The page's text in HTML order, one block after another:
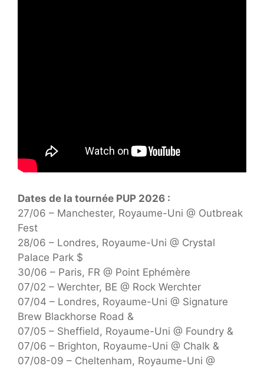
Dates de la tournée PUP 2026 :
27/06 – Manchester, Royaume-Uni @ Outbreak
Fest
28/06 – Londres, Royaume-Uni @ Crystal
Palace Park $
30/06 – Paris, FR @ Point Ephémère
07/02 – Werchter, BE @ Rock Werchter
07/04 – Londres, Royaume-Uni @ Signature
Brew Blackhorse Road &
07/05 – Sheffield, Royaume-Uni @ Foundry &
07/06 – Brighton, Royaume-Uni @ Chalk &
07/08-09 – Cheltenham, Royaume-Uni @